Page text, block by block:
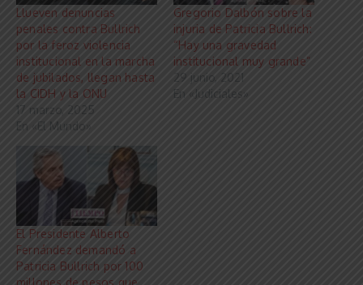
Llueven denuncias
penales contra Bullrich
por la feroz violencia
institucional en la marcha
de jubilados, llegan hasta
la CIDH y la ONU
17 marzo, 2025
En «El Mundo»
Gregorio Dalbón sobre la
injuria de Patricia Bullrich:
“Hay una gravedad
institucional muy grande”
29 junio, 2021
En «Judiciales»
El Presidente Alberto
Fernández demandó a
Patricia Bullrich por 100